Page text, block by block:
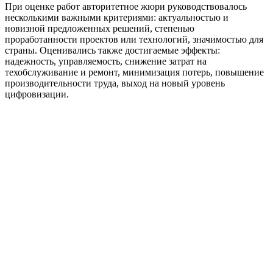
При оценке работ авторитетное жюри руководствовалось
несколькими важными критериями: актуальностью и
новизной предложенных решений, степенью
проработанности проектов или технологий, значимостью для
страны. Оценивались также достигаемые эффекты:
надежность, управляемость, снижение затрат на
техобслуживание и ремонт, минимизация потерь, повышение
производительности труда, выход на новый уровень
цифровизации.